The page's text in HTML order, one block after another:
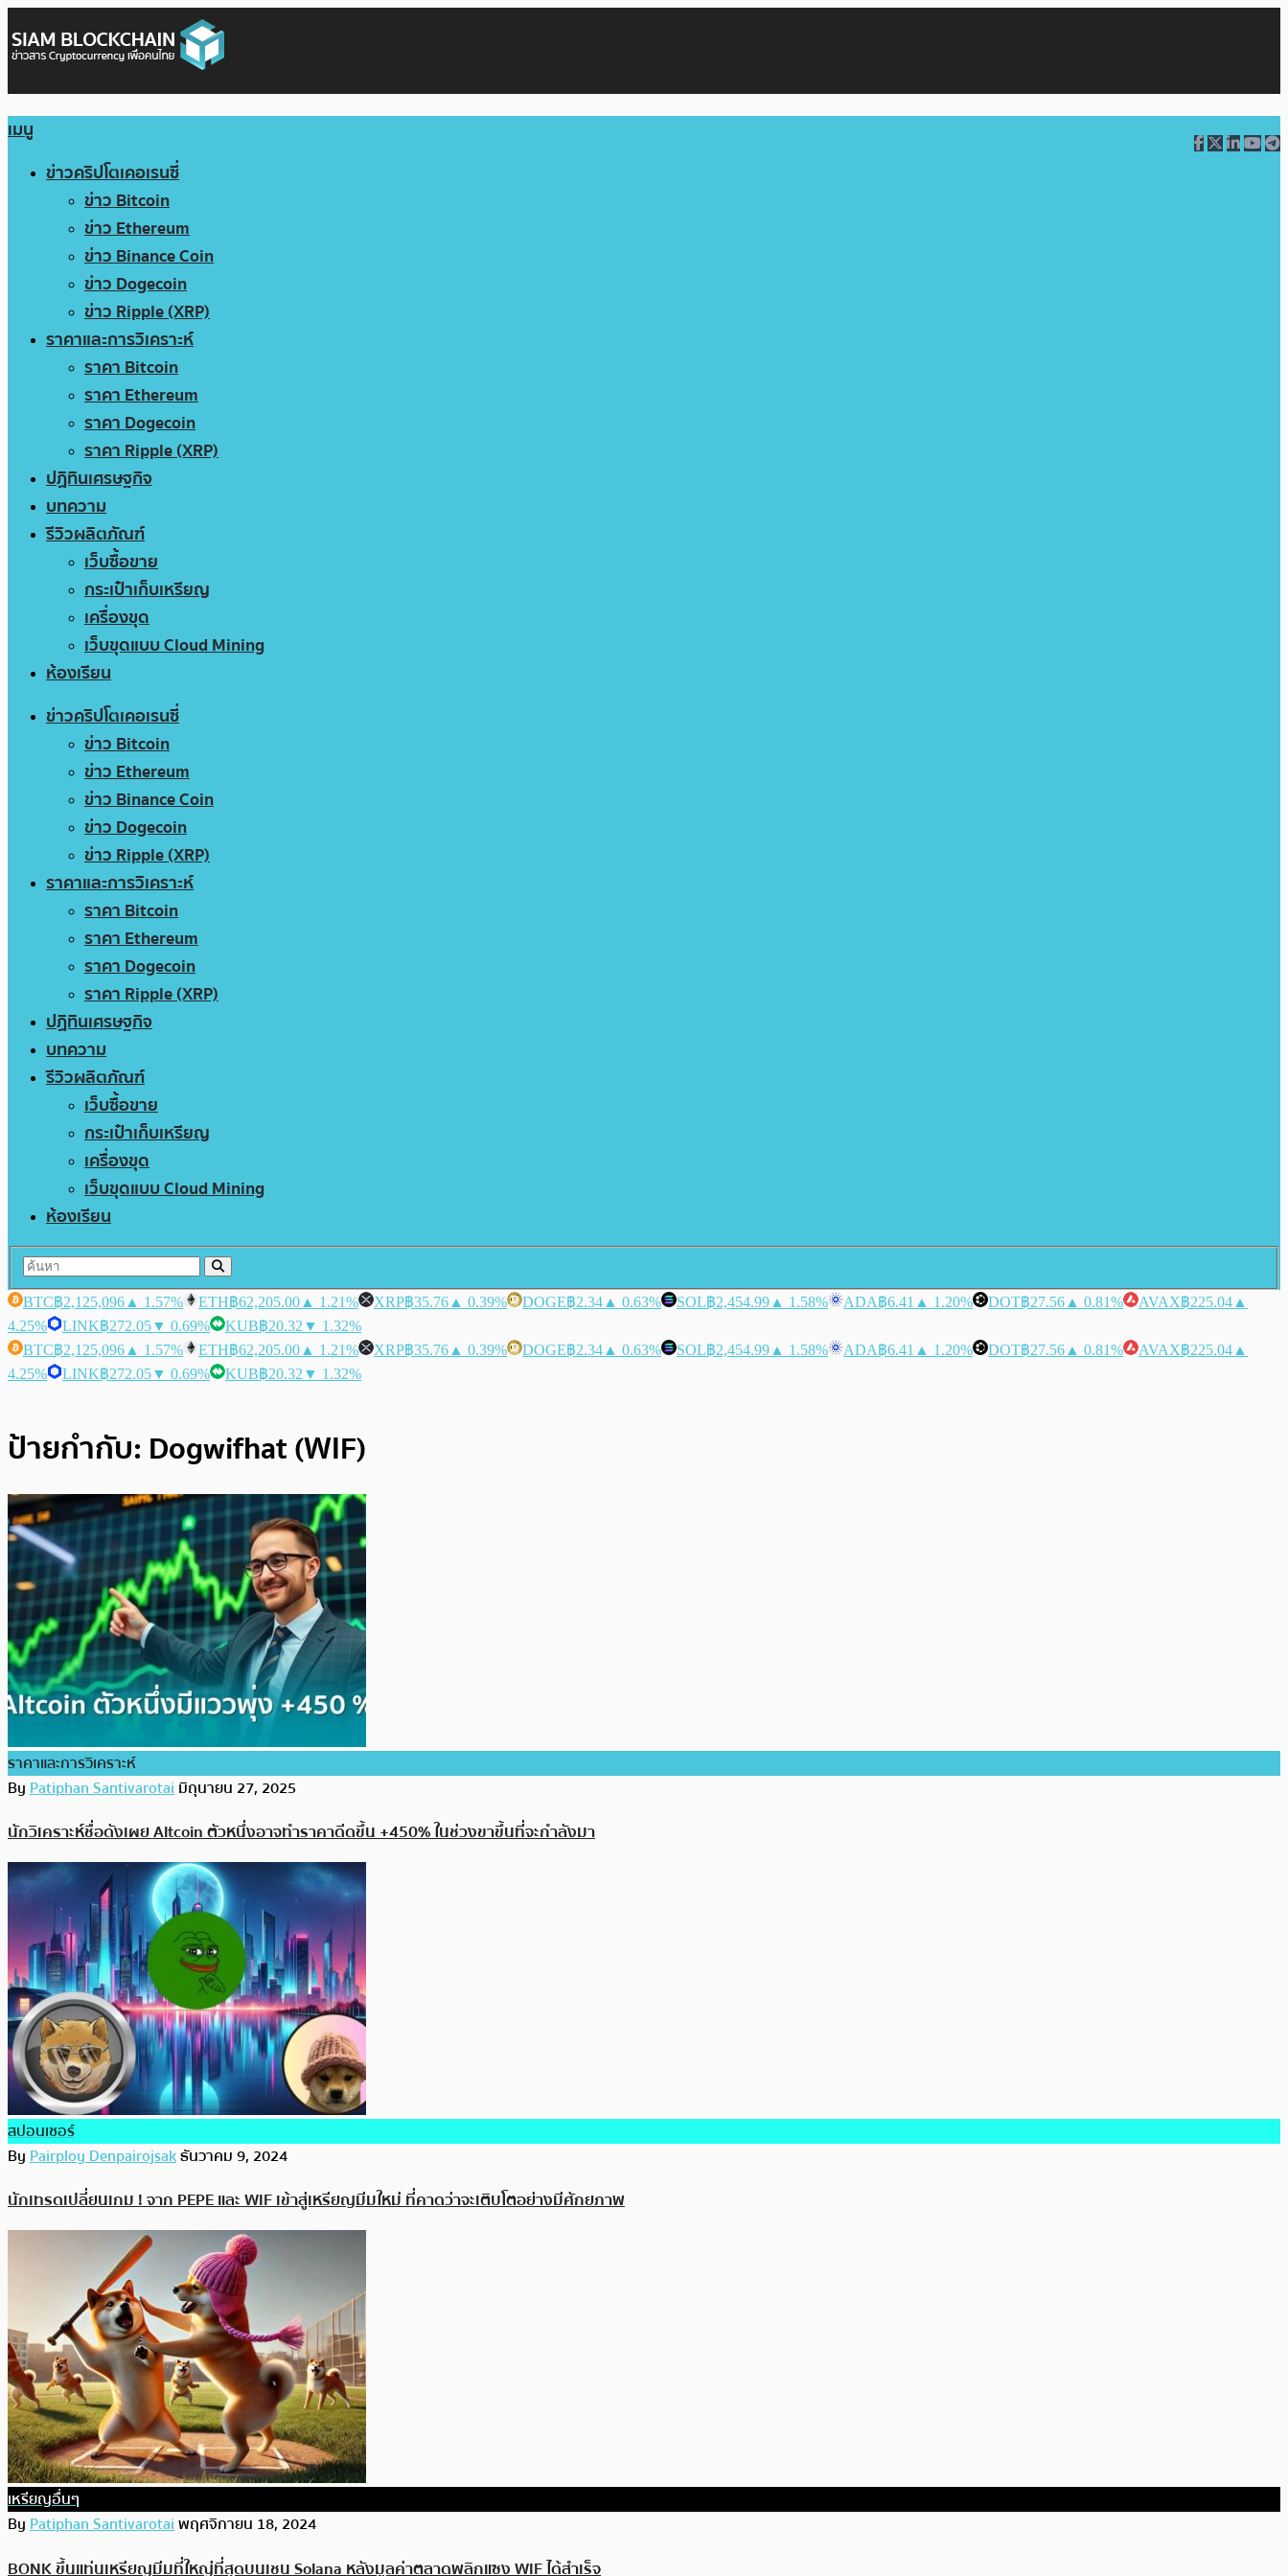
เมนู
ข่าวคริปโตเคอเรนซี่
ข่าว Bitcoin
ข่าว Ethereum
ข่าว Binance Coin
ข่าว Dogecoin
ข่าว Ripple (XRP)
ราคาและการวิเคราะห์
ราคา Bitcoin
ราคา Ethereum
ราคา Dogecoin
ราคา Ripple (XRP)
ปฏิทินเศรษฐกิจ
บทความ
รีวิวผลิตภัณฑ์
เว็บซื้อขาย
กระเป๋าเก็บเหรียญ
เครื่องขุด
เว็บขุดแบบ Cloud Mining
ห้องเรียน
ข่าวคริปโตเคอเรนซี่
ข่าว Bitcoin
ข่าว Ethereum
ข่าว Binance Coin
ข่าว Dogecoin
ข่าว Ripple (XRP)
ราคาและการวิเคราะห์
ราคา Bitcoin
ราคา Ethereum
ราคา Dogecoin
ราคา Ripple (XRP)
ปฏิทินเศรษฐกิจ
บทความ
รีวิวผลิตภัณฑ์
เว็บซื้อขาย
กระเป๋าเก็บเหรียญ
เครื่องขุด
เว็บขุดแบบ Cloud Mining
ห้องเรียน
BTC฿2,125,096 ▲ 1.57% ETH฿62,205.00 ▲ 1.21% XRP฿35.76 ▲ 0.39% DOGE฿2.34 ▲ 0.63% SOL฿2,454.99 ▲ 1.58% ADA฿6.41 ▲ 1.20% DOT฿27.56 ▲ 0.81% AVAX฿225.04 ▲
4.25%
LINK฿272.05▼ 0.69% KUB฿20.32 ▼ 1.32%
BTC฿2,125,096 ▲ 1.57% ETH฿62,205.00 ▲ 1.21% XRP฿35.76 ▲ 0.39% DOGE฿2.34 ▲ 0.63% SOL฿2,454.99 ▲ 1.58% ADA฿6.41 ▲ 1.20% DOT฿27.56 ▲ 0.81% AVAX฿225.04 ▲
4.25%
LINK฿272.05▼ 0.69% KUB฿20.32 ▼ 1.32%
ป้ายกำกับ: Dogwifhat (WIF)
ราคาและการวิเคราะห์
ByPatiphan Santivarotaiมิถุนายน 27, 2025
นักวิเคราะห์ชื่อดังเผย Altcoin ตัวหนึ่งอาจทำราคาดีดขึ้น +450% ในช่วงขาขึ้นที่จะกำลังมา
สปอนเซอร์
ByPairploy Denpairojsakธันวาคม 9, 2024
นักเทรดเปลี่ยนเกม ! จาก PEPE และ WIF เข้าสู่เหรียญมีมใหม่ ที่คาดว่าจะเติบโตอย่างมีศักยภาพ
เหรียญอื่นๆ
ByPatiphan Santivarotaiพฤศจิกายน 18, 2024
BONK ขึ้นแท่นเหรียญมีมที่ใหญ่ที่สุดบนเชน Solana หลังมูลค่าตลาดพลิกแซง WIF ได้สำเร็จ